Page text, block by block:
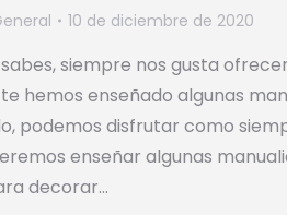
10 de diciembre de 2020
siempre nos gusta
hemos enseñado algunas
podemos disfrutar como
enseñar algunas
decorar…